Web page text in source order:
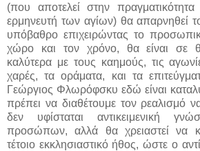
(που αποτελεί στην
ερμηνευτή των αγίων) θα απαρνηθεί το
υπόβαθρο επιχειρώντας το
χώρο και τον χρόνο, θα είναι σε
καλύτερα με τους καημούς, τις
χαρές, τα οράματα, και τα
Γεώργιος Φλωρόφσκυ εδώ είναι
πρέπει να διαθέτουμε τον ρεαλισμό
δεν υφίσταται αντικειμενική
προσώπων, αλλά θα χρειαστεί να
τέτοιο εκκλησιαστικό ήθος, ώστε ο